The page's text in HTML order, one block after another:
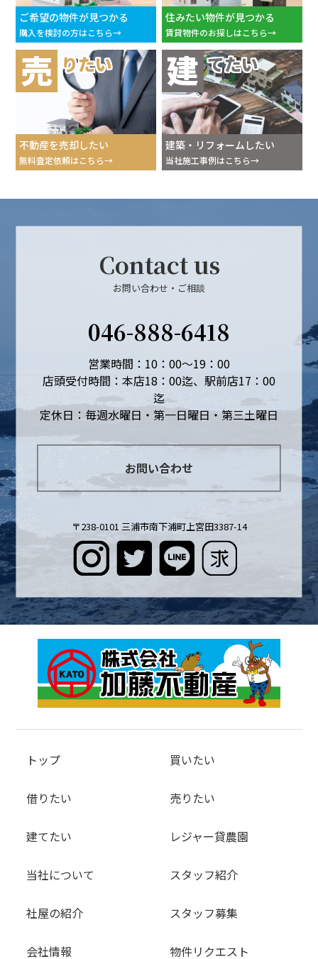
ご希望の物件が見つかる
購入を検討の方はこちら
住みたい物件が見つかる
賃貸物件のお探しはこちら
売 りたい
不動産を売却したい
無料査定依頼はこちら
建 てたい
建築・リフォームしたい
当社施工事例はこちら
Contact us
お問い合わせ・ご相談
046-888-6418
営業時間：10：00～19：00
店頭受付時間：本店18：00迄、駅前店17：00
迄
定休日：毎週水曜日・第一日曜日・第三土曜日
お問い合わせ
〒238-0101 三浦市南下浦町上宮田3387-14
トップ 買いたい
借りたい 売りたい
建てたい レジャー貸農園
当社について スタッフ紹介
社屋の紹介 スタッフ募集
会社情報 物件リクエスト